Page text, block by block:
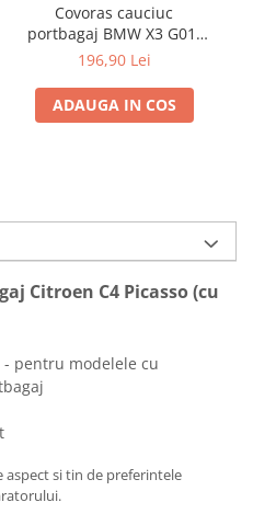
Covoras cauciuc
portbagaj BMW X3 G01,
11.2017-prezent, Rigum
196,90 Lei
ADAUGA IN COS
Citroen C4 Picasso (cu
- pentru modelele cu
aspect si tin de preferintele